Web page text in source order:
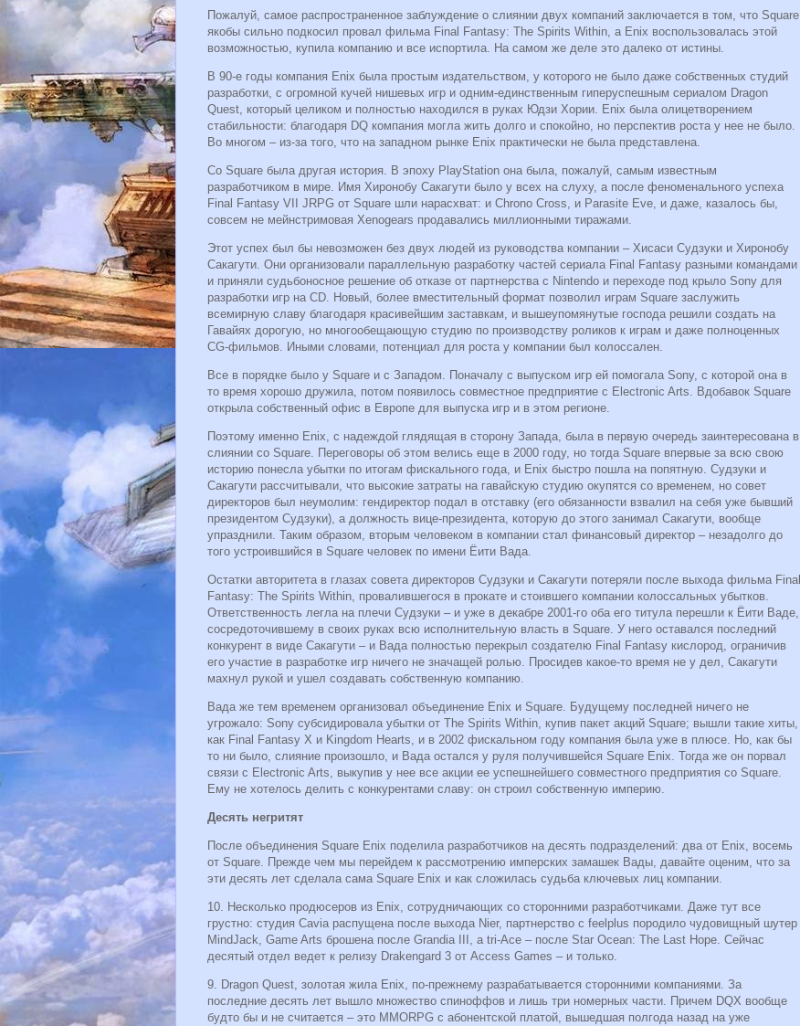
Пожалуй, самое распространенное заблуждение о слиянии двух компаний заключается в том, что Square
якобы сильно подкосил провал фильма Final Fantasy: The Spirits Within, а Enix воспользовалась этой
возможностью, купила компанию и все испортила. На самом же деле это далеко от истины.
В 90-е годы компания Enix была простым издательством, у которого не было даже собственных студий
разработки, с огромной кучей нишевых игр и одним-единственным гиперуспешным сериалом Dragon
Quest, который целиком и полностью находился в руках Юдзи Хории. Enix была олицетворением
стабильности: благодаря DQ компания могла жить долго и спокойно, но перспектив роста у нее не было.
Во многом – из-за того, что на западном рынке Enix практически не была представлена.
Со Square была другая история. В эпоху PlayStation она была, пожалуй, самым известным
разработчиком в мире. Имя Хиронобу Сакагути было у всех на слуху, а после феноменального успеха
Final Fantasy VII JRPG от Square шли нарасхват: и Chrono Cross, и Parasite Eve, и даже, казалось бы,
совсем не мейнстримовая Xenogears продавались миллионными тиражами.
Этот успех был бы невозможен без двух людей из руководства компании – Хисаси Судзуки и Хиронобу
Сакагути. Они организовали параллельную разработку частей сериала Final Fantasy разными командами
и приняли судьбоносное решение об отказе от партнерства с Nintendo и переходе под крыло Sony для
разработки игр на CD. Новый, более вместительный формат позволил играм Square заслужить
всемирную славу благодаря красивейшим заставкам, и вышеупомянутые господа решили создать на
Гавайях дорогую, но многообещающую студию по производству роликов к играм и даже полноценных
CG-фильмов. Иными словами, потенциал для роста у компании был колоссален.
Все в порядке было у Square и с Западом. Поначалу с выпуском игр ей помогала Sony, с которой она в
то время хорошо дружила, потом появилось совместное предприятие с Electronic Arts. Вдобавок Square
открыла собственный офис в Европе для выпуска игр и в этом регионе.
Поэтому именно Enix, с надеждой глядящая в сторону Запада, была в первую очередь заинтересована в
слиянии со Square. Переговоры об этом велись еще в 2000 году, но тогда Square впервые за всю свою
историю понесла убытки по итогам фискального года, и Enix быстро пошла на попятную. Судзуки и
Сакагути рассчитывали, что высокие затраты на гавайскую студию окупятся со временем, но совет
директоров был неумолим: гендиректор подал в отставку (его обязанности взвалил на себя уже бывший
президентом Судзуки), а должность вице-президента, которую до этого занимал Сакагути, вообще
упразднили. Таким образом, вторым человеком в компании стал финансовый директор – незадолго до
того устроившийся в Square человек по имени Ёити Вада.
Остатки авторитета в глазах совета директоров Судзуки и Сакагути потеряли после выхода фильма Final
Fantasy: The Spirits Within, провалившегося в прокате и стоившего компании колоссальных убытков.
Ответственность легла на плечи Судзуки – и уже в декабре 2001-го оба его титула перешли к Ёити Ваде,
сосредоточившему в своих руках всю исполнительную власть в Square. У него оставался последний
конкурент в виде Сакагути – и Вада полностью перекрыл создателю Final Fantasy кислород, ограничив
его участие в разработке игр ничего не значащей ролью. Просидев какое-то время не у дел, Сакагути
махнул рукой и ушел создавать собственную компанию.
Вада же тем временем организовал объединение Enix и Square. Будущему последней ничего не
угрожало: Sony субсидировала убытки от The Spirits Within, купив пакет акций Square; вышли такие хиты,
как Final Fantasy X и Kingdom Hearts, и в 2002 фискальном году компания была уже в плюсе. Но, как бы
то ни было, слияние произошло, и Вада остался у руля получившейся Square Enix. Тогда же он порвал
связи с Electronic Arts, выкупив у нее все акции ее успешнейшего совместного предприятия со Square.
Ему не хотелось делить с конкурентами славу: он строил собственную империю.
Десять негритят
После объединения Square Enix поделила разработчиков на десять подразделений: два от Enix, восемь
от Square. Прежде чем мы перейдем к рассмотрению имперских замашек Вады, давайте оценим, что за
эти десять лет сделала сама Square Enix и как сложилась судьба ключевых лиц компании.
10. Несколько продюсеров из Enix, сотрудничающих со сторонними разработчиками. Даже тут все
грустно: студия Cavia распущена после выхода Nier, партнерство с feelplus породило чудовищный шутер
MindJack, Game Arts брошена после Grandia III, а tri-Ace – после Star Ocean: The Last Hope. Сейчас
десятый отдел ведет к релизу Drakengard 3 от Access Games – и только.
9. Dragon Quest, золотая жила Enix, по-прежнему разрабатывается сторонними компаниями. За
последние десять лет вышло множество спиноффов и лишь три номерных части. Причем DQX вообще
будто бы и не считается – это MMORPG с абонентской платой, вышедшая полгода назад на уже